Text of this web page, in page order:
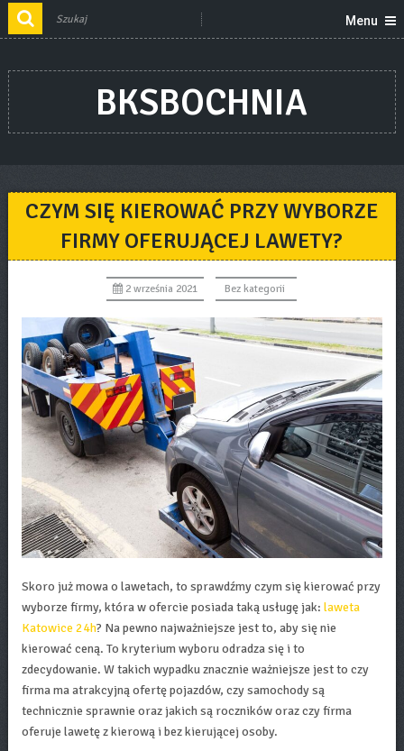
Menu
BKSBOCHNIA
CZYM SIĘ KIEROWAĆ PRZY WYBORZE
FIRMY OFERUJĄCEJ LAWETY?
2 września 2021 Bez kategorii
Skoro już mowa o lawetach, to sprawdźmy czym się kierować przy
wyborze firmy, która w ofercie posiada taką usługę jak: laweta
Katowice 24h? Na pewno najważniejsze jest to, aby się nie
kierować ceną. To kryterium wyboru odradza się i to
zdecydowanie. W takich wypadku znacznie ważniejsze jest to czy
firma ma atrakcyjną ofertę pojazdów, czy samochody są
technicznie sprawnie oraz jakich są roczników oraz czy firma
oferuje lawetę z kierową i bez kierującej osoby.